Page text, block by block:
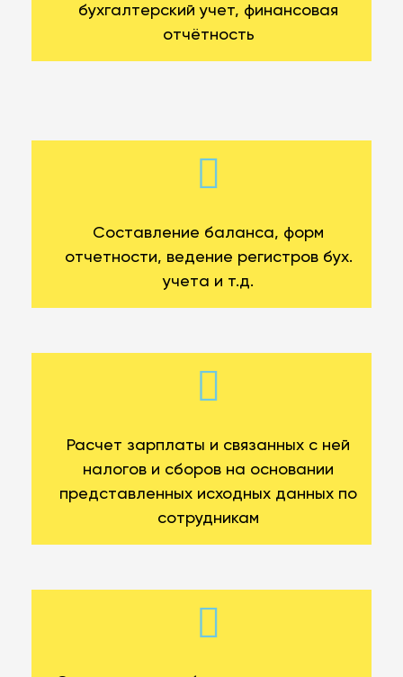
бухгалтерский учет, финансовая
отчётность
Составление баланса, форм
отчетности, ведение регистров бух.
учета и т.д.
Расчет зарплаты и связанных с ней
налогов и сборов на основании
представленных исходных данных по
сотрудникам